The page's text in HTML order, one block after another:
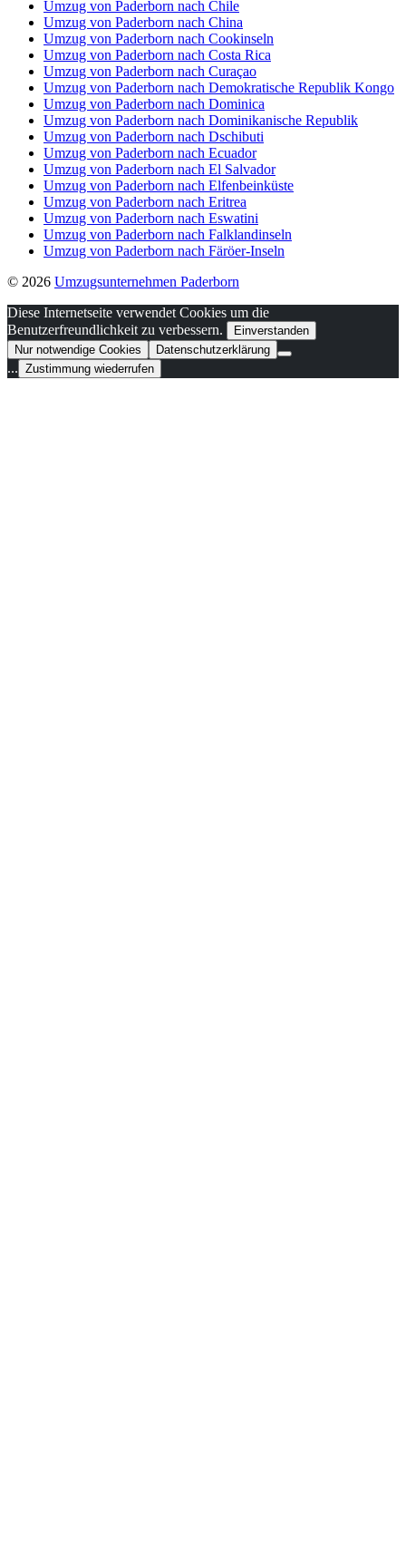
Umzug von Paderborn nach Chile
Umzug von Paderborn nach China
Umzug von Paderborn nach Cookinseln
Umzug von Paderborn nach Costa Rica
Umzug von Paderborn nach Curaçao
Umzug von Paderborn nach Demokratische Republik Kongo
Umzug von Paderborn nach Dominica
Umzug von Paderborn nach Dominikanische Republik
Umzug von Paderborn nach Dschibuti
Umzug von Paderborn nach Ecuador
Umzug von Paderborn nach El Salvador
Umzug von Paderborn nach Elfenbeinküste
Umzug von Paderborn nach Eritrea
Umzug von Paderborn nach Eswatini
Umzug von Paderborn nach Falklandinseln
Umzug von Paderborn nach Färöer-Inseln
© 2026 Umzugsunternehmen Paderborn
Diese Internetseite verwendet Cookies um die
Benutzerfreundlichkeit zu verbessern.
Einverstanden
Nur notwendige Cookies
Datenschutzerklärung
... Zustimmung wiederrufen